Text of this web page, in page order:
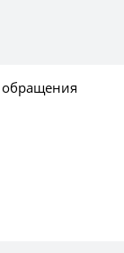
обращения